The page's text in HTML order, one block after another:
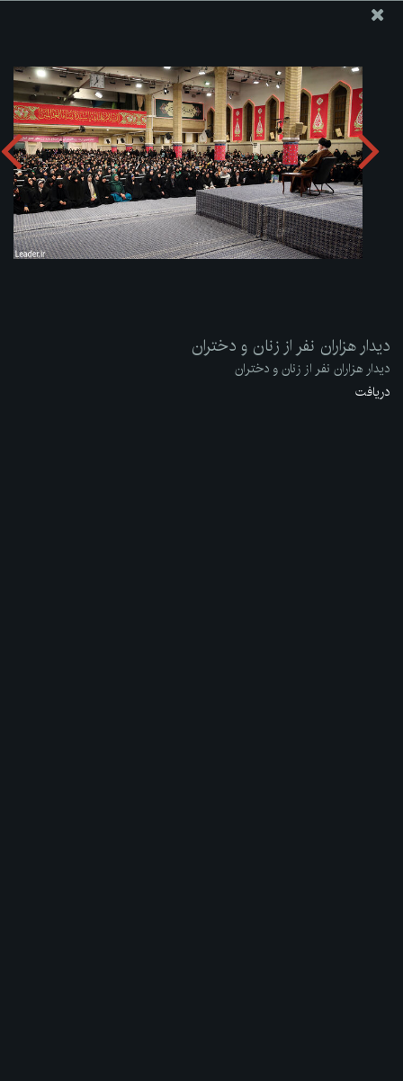
ارسال نامه
وجوهات
دیدار هزاران نفر از زنان و دختران دریافت آلبوم:zip
دیدار هزاران نفر از زنان و دختران
دیدار هزاران نفر از زنان و دختران
دریافت